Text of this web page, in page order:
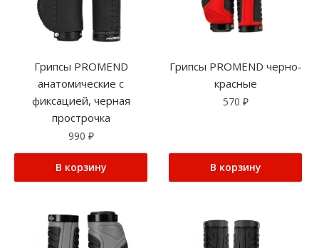
Грипсы PROMEND
анатомические с
фиксацией, черная
прострочка
990 ₽
В корзину
Грипсы PROMEND черно-
красные
570 ₽
В корзину